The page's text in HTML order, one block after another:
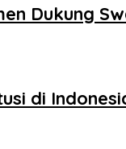
Dukung
di